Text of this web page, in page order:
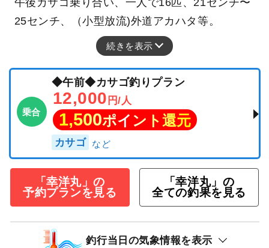
25センチ、（小型放流)外道アカハタ等。
続きを表示
乗合
◆午前◆カサゴ釣りプラン
12,000 円/人
1,500ポイント還元
カサゴ
「幸洋丸」の
予約プランを見る
「幸洋丸」の
全ての釣果を見る
釣行当日の気象情報を表示